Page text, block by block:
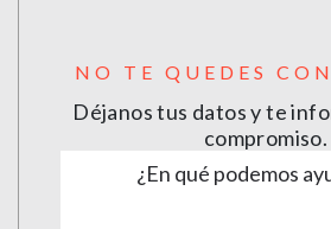
NO TE QUEDES
Déjanos tus datos y te
compromiso.